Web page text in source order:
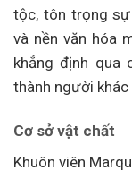
tộc, tôn trọng sự
và nền văn hóa
khẳng định qua
thành người khác
Cơ sở vật chất
Khuôn viên